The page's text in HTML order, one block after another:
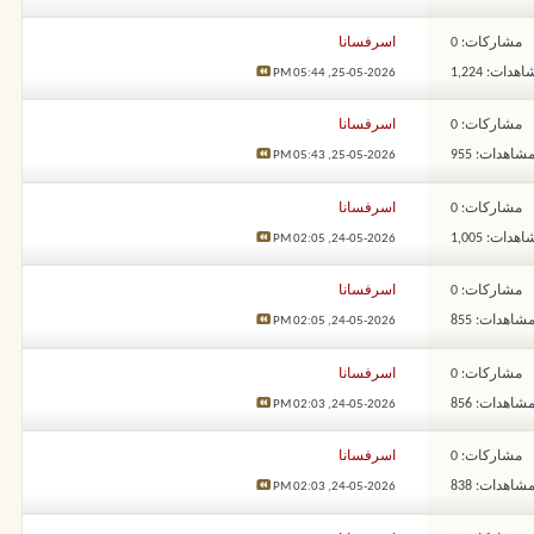
مشاركات: 0
1,224
اسرفسانا
25-05-2026,
05:44 PM
مشاركات: 0
955
اسرفسانا
25-05-2026,
05:43 PM
مشاركات: 0
1,005
اسرفسانا
24-05-2026,
02:05 PM
مشاركات: 0
855
اسرفسانا
24-05-2026,
02:05 PM
مشاركات: 0
856
اسرفسانا
24-05-2026,
02:03 PM
مشاركات: 0
838
اسرفسانا
24-05-2026,
02:03 PM